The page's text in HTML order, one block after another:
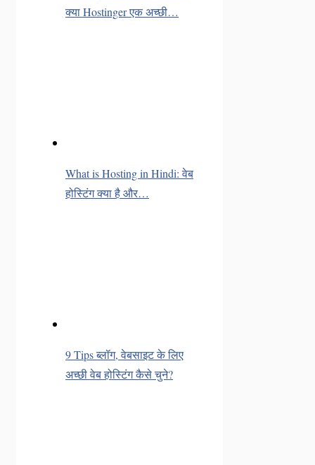
क्या Hostinger एक अच्छी…
What is Hosting in Hindi: वेब
होस्टिंग क्या है और…
9 Tips ब्लॉग, वेबसाइट के लिए
अच्छी वेब होस्टिंग कैसे चुने?